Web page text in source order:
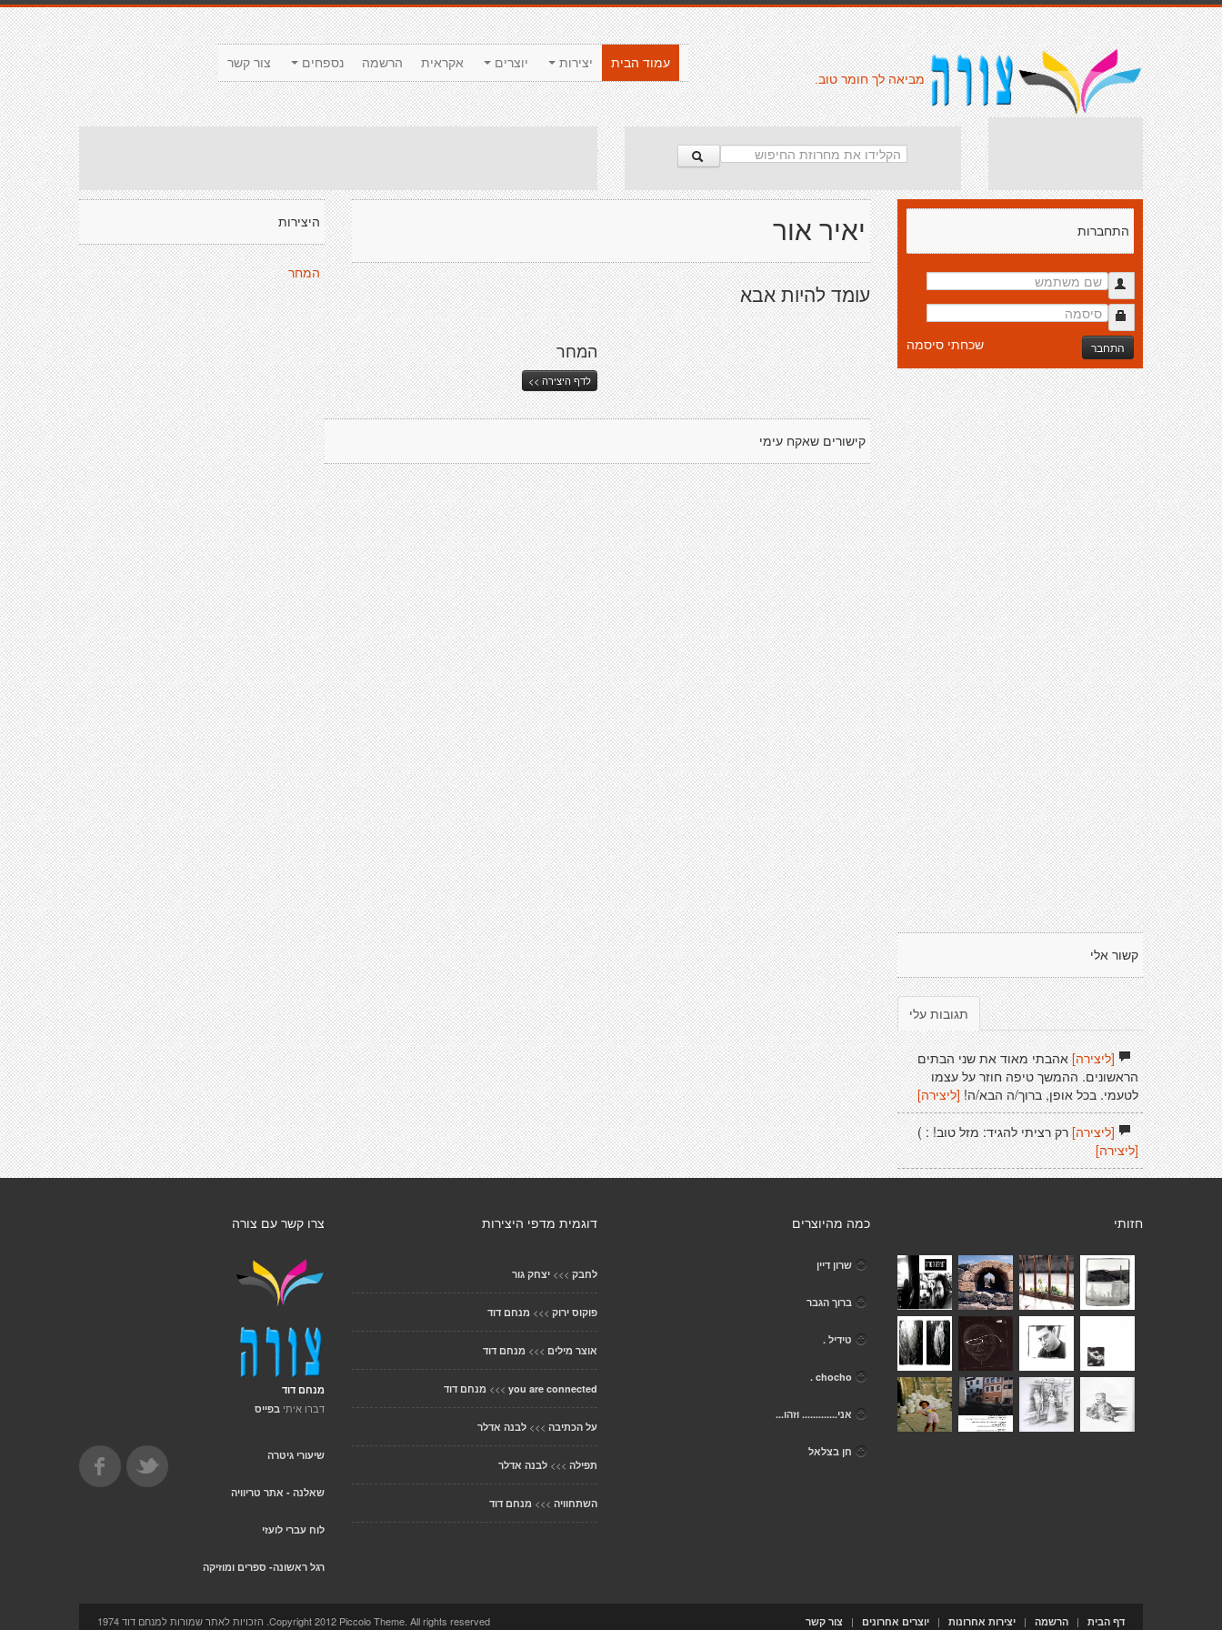
צור קשר נספחים הרשמה אקראית יוצרים יצירות
עמוד הבית
מביאה לך חומר טוב.
היצירות
המחר
יאיר אור
עומד להיות אבא
המחר
לדף היצירה >>
קישורים שאקח עימי
התחברות
התחבר שכחתי סיסמה
קשור אלי
תגובות עלי
[ליצירה]אהבתי מאוד את שני הבתים
הראשונים. ההמשך טיפה חוזר על עצמו
לטעמי. בכל אופן, ברוך/ה הבא/ה! [ליצירה]
[ליצירה]רק רציתי להגיד: מזל טוב! : )
[ליצירה]
צרו קשר עם צורה
מנחם דוד
דברו איתי בפייס
שיעורי גיטרה
שאלנה - אתר טריוויה
לוח עברי לועזי
רגל ראשונה- ספרים ומוזיקה
דוגמית מדפי היצירות
לחבק >>> יצחק גור
פוקוס ירוק >>> מנחם דוד
אוצר מילים >>> מנחם דוד
you are connected
>>> מנחם דוד
על הכתיבה >>> לבנה אדלר
תפילה >>> לבנה אדלר
השתחוויה >>> מנחם דוד
כמה מהיוצרים
שרון דיין
ברוך הגבר
טידיל .
chocho .
אני............. וזהו...
חן בצלאל
חזותי
Copyright 2012 Piccolo Theme. All rights reserved. הזכויות לאתר שמורות למנחם דוד 1974 דף הבית | הרשמה | יצירות אחרונות | יוצרים אחרונים | צור קשר